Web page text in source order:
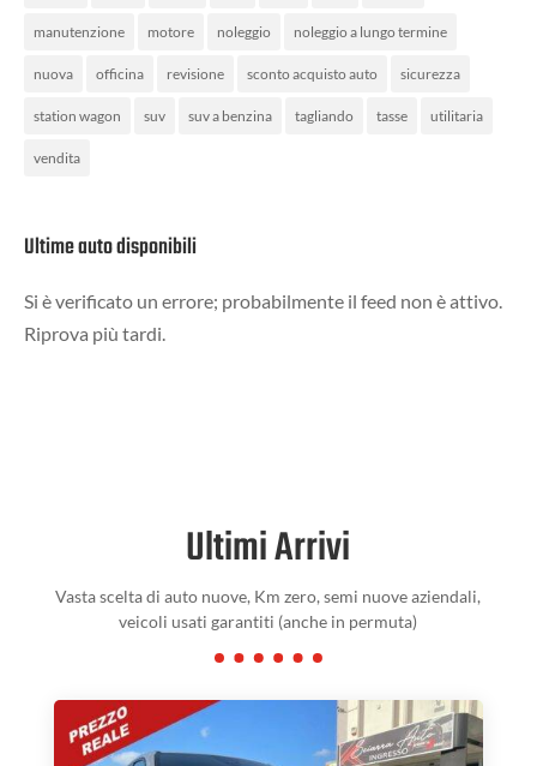
manutenzione motore noleggio noleggio a lungo termine
nuova officina revisione sconto acquisto auto sicurezza
station wagon suv suv a benzina tagliando tasse utilitaria
vendita
Ultime auto disponibili
Si è verificato un errore; probabilmente il feed non è attivo.
Riprova più tardi.
Ultimi Arrivi
Vasta scelta di auto nuove, Km zero, semi nuove aziendali,
veicoli usati garantiti (anche in permuta)